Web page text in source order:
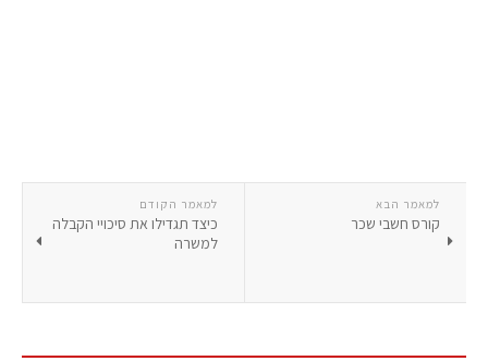
למאמר הקודם
כיצד תגדילו את סיכויי הקבלה
למשרה
למאמר הבא
קורס חשבי שכר